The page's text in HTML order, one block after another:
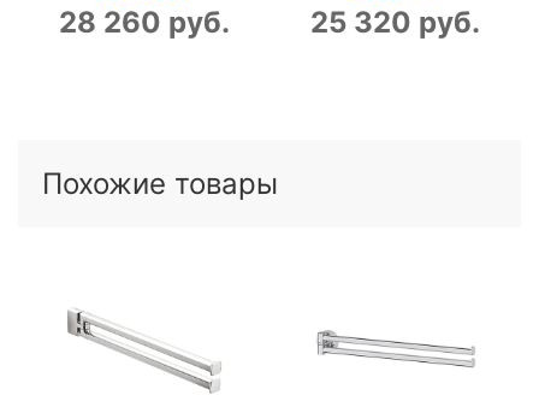
28 260 руб. 25 320 руб.
Похожие товары